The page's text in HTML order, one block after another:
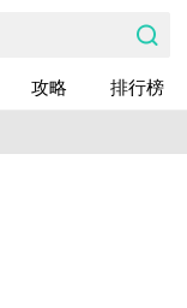
攻略 排行榜